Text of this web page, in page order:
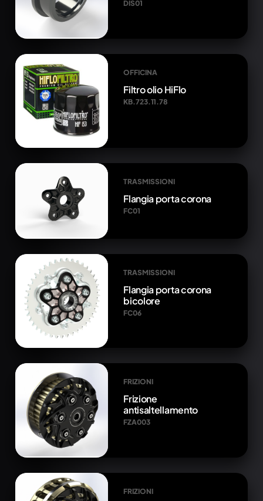
DIS01
OFFICINA
Filtro olio HiFlo
KB.723.11.78
TRASMISSIONI
Flangia porta corona
FC01
TRASMISSIONI
Flangia porta corona
bicolore
FC06
FRIZIONI
Frizione
antisaltellamento
FZA003
FRIZIONI